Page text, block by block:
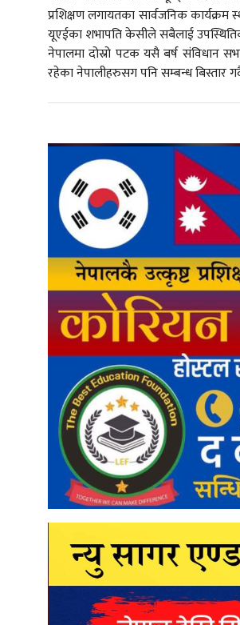
प्रशिक्षण लगायतका सार्वजनिक
यूएईका शभापति केसीले सबैलाई
नेपालमा दोस्रो पटक यसै बर्ष संविधान
रहेका नेपालीहरुसग पनि सम्बन्ध बिस्तार